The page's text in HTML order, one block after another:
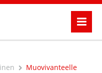
Muovivanteelle